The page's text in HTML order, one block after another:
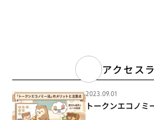
アクセス
2023.09.01
トークンエコノミ